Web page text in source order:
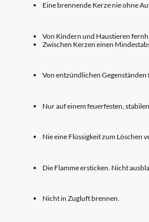
Eine brennende Kerze nie ohne
Von Kindern und Haustieren
Zwischen Kerzen einen
Von entzündlichen Gegenständen
Nur auf einem feuerfesten,
Nie eine Flüssigkeit zum Löschen
Die Flamme ersticken. Nicht
Nicht in Zugluft brennen.